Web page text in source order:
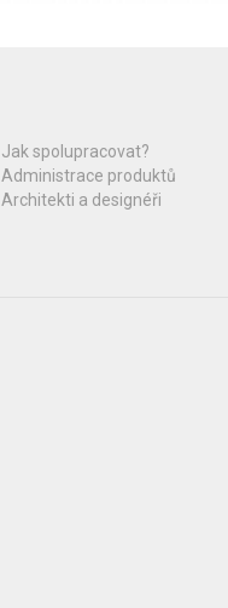
Jak spolupracovat?
Administrace produktů
Architekti a designéři